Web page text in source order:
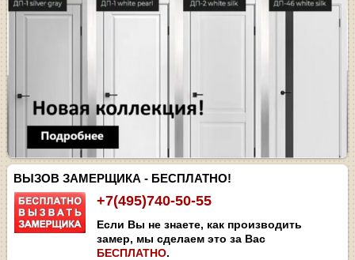
ВЫЗОВ ЗАМЕРЩИКА - БЕСПЛАТНО!
+7(495)740-50-55
Если Вы не знаете, как производить
замер, мы сделаем это за Вас
БЕСПЛАТНО.